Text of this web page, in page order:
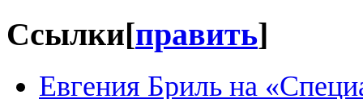
Ссылки[править]
Евгения Бриль на